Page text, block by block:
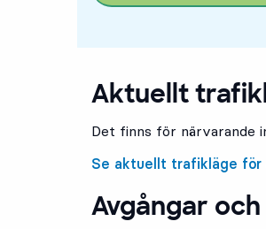
Aktuellt
Det finns för närvarande
Se aktuellt trafikläge
Avgångar